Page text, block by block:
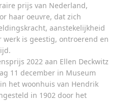
prijs van Nederland,
haar oeuvre, dat zich
aanstekelijkheid
werk is geestig, ontroerend en
2022 aan Ellen Deckwitz
11 december in Museum
het woonhuis van Hendrik
in 1902 door het